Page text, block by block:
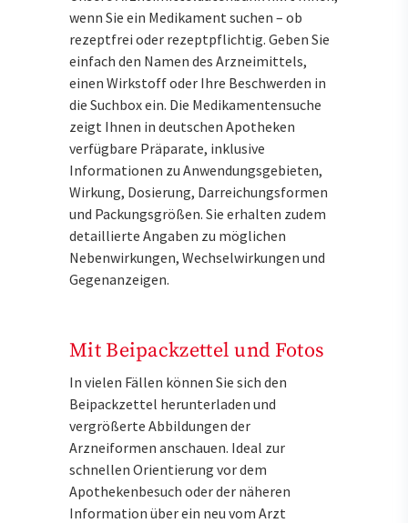
wenn Sie ein Medikament suchen – ob
rezeptfrei oder rezeptpflichtig. Geben Sie
einfach den Namen des Arzneimittels,
einen Wirkstoff oder Ihre Beschwerden in
die Suchbox ein. Die Medikamentensuche
zeigt Ihnen in deutschen Apotheken
verfügbare Präparate, inklusive
Informationen zu Anwendungsgebieten,
Wirkung, Dosierung, Darreichungsformen
und Packungsgrößen. Sie erhalten zudem
detaillierte Angaben zu möglichen
Nebenwirkungen, Wechselwirkungen und
Gegenanzeigen.
Mit Beipackzettel und Fotos
In vielen Fällen können Sie sich den
Beipackzettel herunterladen und
vergrößerte Abbildungen der
Arzneiformen anschauen. Ideal zur
schnellen Orientierung vor dem
Apothekenbesuch oder der näheren
Information über ein neu vom Arzt